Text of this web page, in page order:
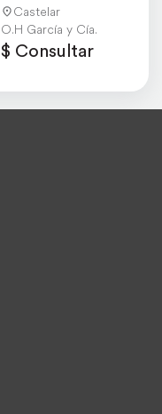
Castelar
O.H García y Cía.
$ Consultar